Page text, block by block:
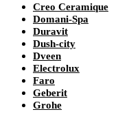
Creo Ceramique
Domani-Spa
Duravit
Dush-city
Dveen
Electrolux
Faro
Geberit
Grohe